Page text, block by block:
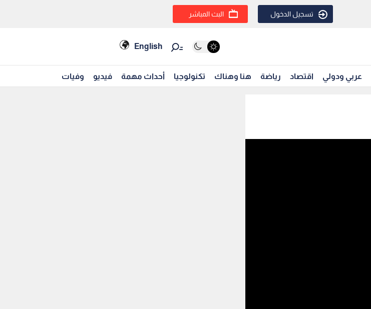
تسجيل الدخول البث المباشر
English
عربي ودولي اقتصاد رياضة هنا وهناك تكنولوجيا أحداث مهمة فيديو وفيات